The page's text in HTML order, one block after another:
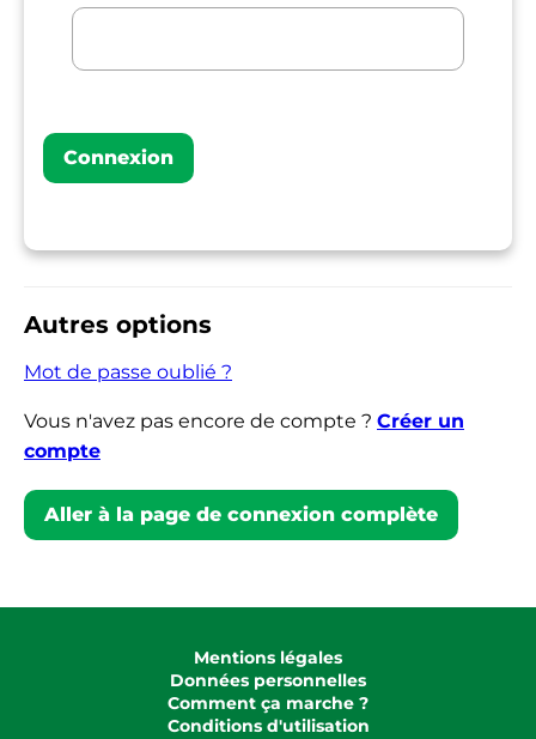
Autres options
Mot de passe oublié ?
Vous n'avez pas encore de compte ? Créer un
compte
Aller à la page de connexion complète
Mentions légales
Données personnelles
Comment ça marche ?
Conditions d'utilisation